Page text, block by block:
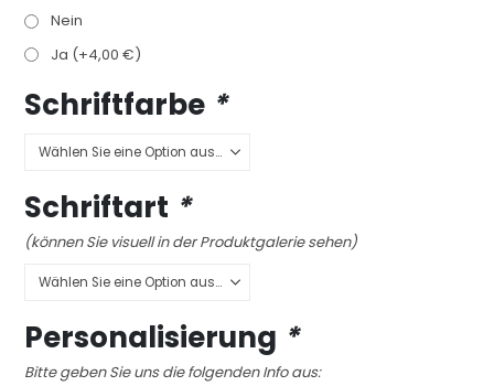
Nein
Ja (+4,00 €)
Schriftfarbe *
Schriftart *
(können Sie visuell in der Produktgalerie sehen)
Personalisierung *
Bitte geben Sie uns die folgenden Info aus: